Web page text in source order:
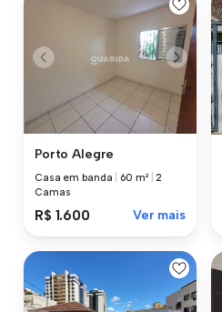
Porto Alegre
Casa em banda 60 m² |2
Camas
R$ 1.600 Ver mais